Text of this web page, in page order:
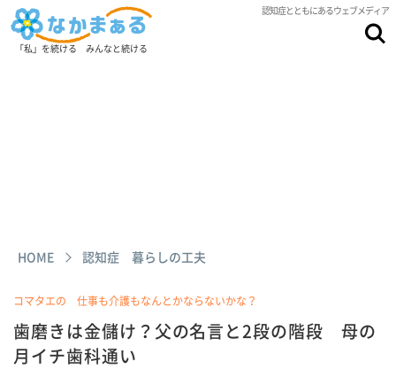
認知症とともにあるウェブメディア
「私」を続ける みんなと続ける
HOME 認知症 暮らしの工夫
コマタエの 仕事も介護もなんとかならないかな？
歯磨きは金儲け？父の名言と2段の階段 母の
月イチ歯科通い